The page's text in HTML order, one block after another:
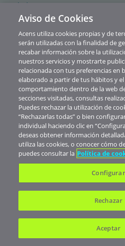
Ir al Blog
Suscríbete a nuestra
Recibe en tu correo electrónico
los nuevos servicios, promociones y
SUSCRIBIRME
Al subscribirte aceptas nuestra
de baja
Inicio
Atención telefónica:900 103 293
WhatsApp:682 823 179
Aviso de Cookies
Acens utiliza cookies propias y de
serán utilizadas con la finalidad de
recabar información sobre la
nuestros servicios y mostrarte
relacionada con tus preferencias en
elaborado a partir de tus hábitos y
comportamiento dentro de la web
secciones visitadas, consultas
Puedes rechazar la utilización de
“Rechazarlas todas” o bien
individual haciendo clic en
deseas obtener información
utiliza las cookies, o conocer cómo
puedes consultar la Política de
Configurar
Rechazar
Aceptar